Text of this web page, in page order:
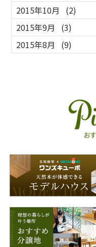
2015年10月
(2)
2015年9月
(3)
2015年8月
(9)